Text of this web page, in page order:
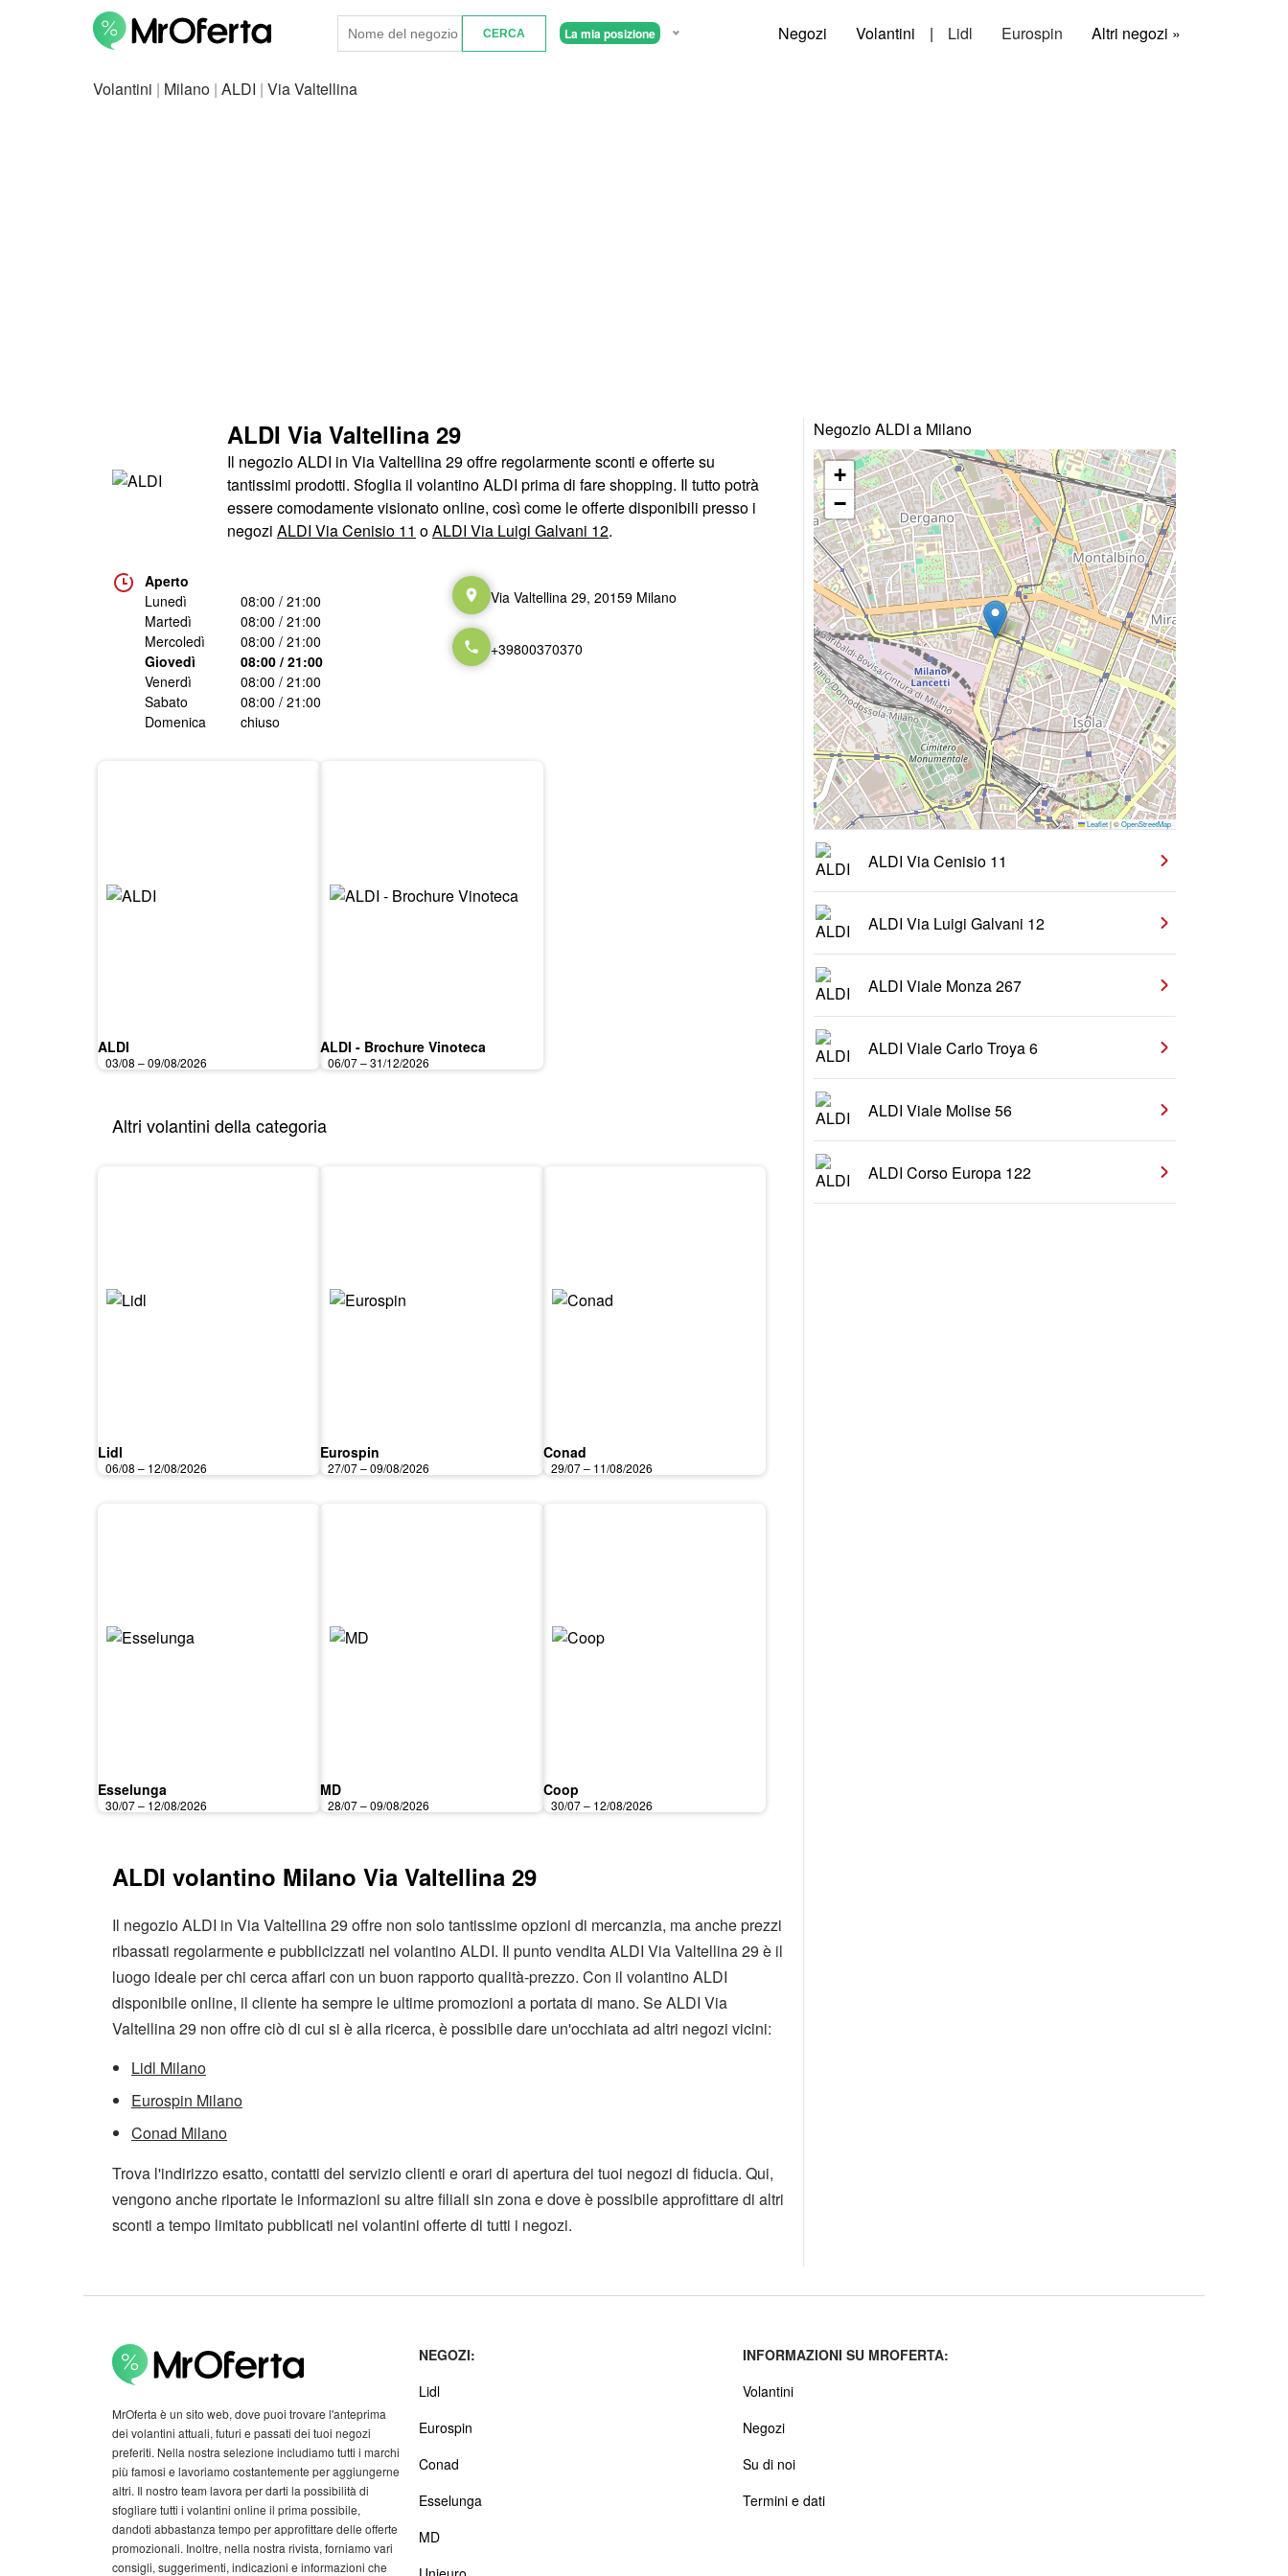
La mia posizione Negozi Volantini | Lidl Eurospin Altri negozi »
Volantini | Milano | ALDI | Via Valtellina
ALDI Via Valtellina 29
Il negozio ALDI in Via Valtellina 29 offre regolarmente sconti e offerte su
tantissimi prodotti. Sfoglia il volantino ALDI prima di fare shopping. Il tutto potrà
essere comodamente visionato online, così come le offerte disponibili presso i
negozi ALDI Via Cenisio 11 oALDI Via Luigi Galvani 12.
Aperto
Lunedì
08:00 / 21:00
Martedì
08:00 / 21:00
Mercoledì
08:00 / 21:00
Giovedì
08:00 / 21:00
Venerdì
08:00 / 21:00
Sabato
08:00 / 21:00
Domenica
chiuso
Via Valtellina 29, 20159 Milano
+39800370370
ALDI
03/08 – 09/08/2026
ALDI - Brochure Vinoteca
06/07 – 31/12/2026
Altri volantini della categoria
Lidl
06/08 – 12/08/2026
Eurospin
27/07 – 09/08/2026
Conad
29/07 – 11/08/2026
Esselunga
30/07 – 12/08/2026
MD
28/07 – 09/08/2026
Coop
30/07 – 12/08/2026
ALDI volantino Milano Via Valtellina 29
Il negozio ALDI in Via Valtellina 29 offre non solo tantissime opzioni di mercanzia, ma anche prezzi
ribassati regolarmente e pubblicizzati nel volantino ALDI. Il punto vendita ALDI Via Valtellina 29 è il
luogo ideale per chi cerca affari con un buon rapporto qualità-prezzo. Con il volantino ALDI
disponibile online, il cliente ha sempre le ultime promozioni a portata di mano. Se ALDI Via
Valtellina 29 non offre ciò di cui si è alla ricerca, è possibile dare un'occhiata ad altri negozi vicini:
Lidl Milano
Eurospin Milano
Conad Milano
Trova l'indirizzo esatto, contatti del servizio clienti e orari di apertura dei tuoi negozi di fiducia. Qui,
vengono anche riportate le informazioni su altre filiali sin zona e dove è possibile approfittare di altri
sconti a tempo limitato pubblicati nei volantini offerte di tutti i negozi.
Negozio ALDI a Milano
+
−
Leaflet|©OpenStreetMap
ALDI Via Cenisio 11
ALDI Via Luigi Galvani 12
ALDI Viale Monza 267
ALDI Viale Carlo Troya 6
ALDI Viale Molise 56
ALDI Corso Europa 122
MrOferta è un sito web, dove puoi trovare l'anteprima
dei volantini attuali, futuri e passati dei tuoi negozi
preferiti. Nella nostra selezione includiamo tutti i marchi
più famosi e lavoriamo costantemente per aggiungerne
altri. Il nostro team lavora per darti la possibilità di
sfogliare tutti i volantini online il prima possibile,
dandoti abbastanza tempo per approfittare delle offerte
promozionali. Inoltre, nella nostra rivista, forniamo vari
consigli, suggerimenti, indicazioni e informazioni che
NEGOZI:
Lidl
Eurospin
Conad
Esselunga
MD
INFORMAZIONI SU MROFERTA:
Volantini
Negozi
Su di noi
Termini e dati